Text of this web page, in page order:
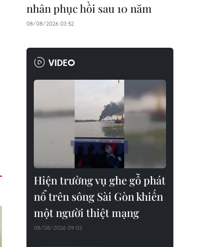
nhân phục hồi sau 10 năm
08/08/2026 03:52
VIDEO
Hiện trường vụ ghe gỗ phát
nổ trên sông Sài Gòn khiến
một người thiệt mạng
08/08/2026 09:03